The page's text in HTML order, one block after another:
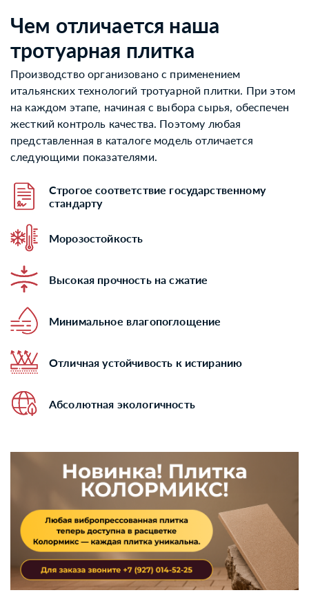
Чем отличается наша
тротуарная плитка
Производство организовано с применением
итальянских технологий тротуарной плитки. При этом
на каждом этапе, начиная с выбора сырья, обеспечен
жесткий контроль качества. Поэтому любая
представленная в каталоге модель отличается
следующими показателями.
Строгое соответствие государственному
стандарту
Морозостойкость
Высокая прочность на сжатие
Минимальное влагопоглощение
Отличная устойчивость к истиранию
Абсолютная экологичность